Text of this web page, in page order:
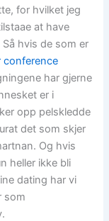
for hvilket jeg
at have
hvis de som er
conference
har gjerne
er i
opp pelskledde
det som skjer
Og hvis
heller ikke bli
dating har vi
som